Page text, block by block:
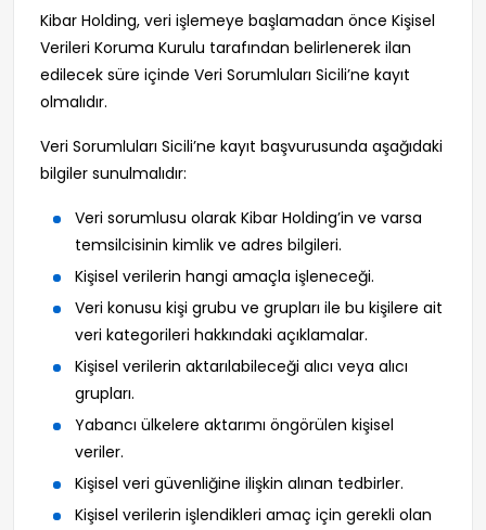
Kibar Holding, veri işlemeye başlamadan önce Kişisel
Verileri Koruma Kurulu tarafından belirlenerek ilan
edilecek süre içinde Veri Sorumluları Sicili’ne kayıt
olmalıdır.
Veri Sorumluları Sicili’ne kayıt başvurusunda aşağıdaki
bilgiler sunulmalıdır:
Veri sorumlusu olarak Kibar Holding’in ve varsa
temsilcisinin kimlik ve adres bilgileri.
Kişisel verilerin hangi amaçla işleneceği.
Veri konusu kişi grubu ve grupları ile bu kişilere ait
veri kategorileri hakkındaki açıklamalar.
Kişisel verilerin aktarılabileceği alıcı veya alıcı
grupları.
Yabancı ülkelere aktarımı öngörülen kişisel
veriler.
Kişisel veri güvenliğine ilişkin alınan tedbirler.
Kişisel verilerin işlendikleri amaç için gerekli olan